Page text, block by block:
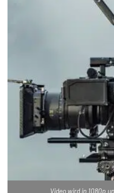
Video wird in 1080p